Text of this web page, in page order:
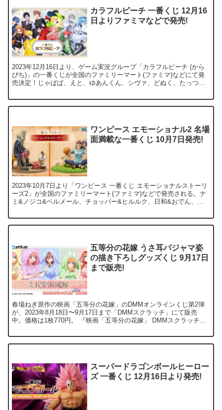
カラフルピーチ 一番くじ 12月16
日よりファミマなどで発売!
2023年12月16日より、ゲーム実況グループ「カラフルピーチ (から
ぴち)」の一番くじが全国のファミリーマート(ファミマ)などにて発
売決定！じゃぱぱ、えと、ゆあんくん、シヴァ、どぬく、たっつ
や、新規描き下ろしイラスト使用のグッズが登場！
ワンピース エモーショナル2 名場
面満載な一番くじ 10月7日発売!
2023年10月7日より「ワンピース 一番くじ エモーショナルストーリ
ーズ2」が全国のファミリーマート(ファミマ)などで発売される。ナ
ミ&ノジコ&ベルメール、チョッパー&ヒルルク、日和&おでん、レ
って登場！
五等分の花嫁 うさ耳パジャマ姿
の描き下ろしグッズくじ 9月17日
まで販売!
春場ねぎ原作の映画「五等分の花嫁」のDMMオンラインくじ第2弾
が、2023年8月18日〜9月17日まで「DMMスクラッチ」にて販売
中。価格は1枚770円。 『映画「五等分の花嫁」 DMMスクラッチ』
スーパードラゴンボールヒーロー
ズ 一番くじ 12月16日より発売!